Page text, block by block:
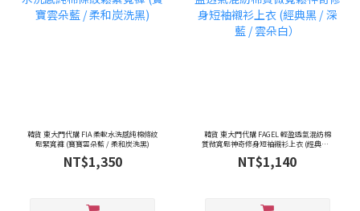
韓貨 東大門代購 FIA 柔軟水洗感純棉條紋
鬆緊寬褲 (寶寶雲朵藍 / 柔和炭洗黑)
NT$1,350
韓貨 東大門代購 FAGEL 輕盈透氣混紡棉
質微寬鬆神奇修身短袖襯衫上衣 (經典黑 /
深藍 / 雲朵白）
NT$1,140